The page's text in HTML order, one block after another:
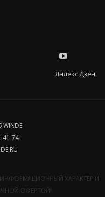
Яндекс Дзен
WINDE
41-74
ХАРАКТЕР И
ОФЕРТОЙ!